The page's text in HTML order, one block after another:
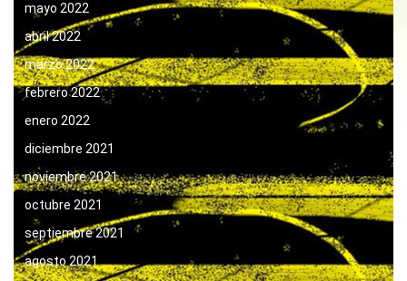
mayo 2022
abril 2022
marzo 2022
febrero 2022
enero 2022
diciembre 2021
noviembre 2021
octubre 2021
septiembre 2021
agosto 2021